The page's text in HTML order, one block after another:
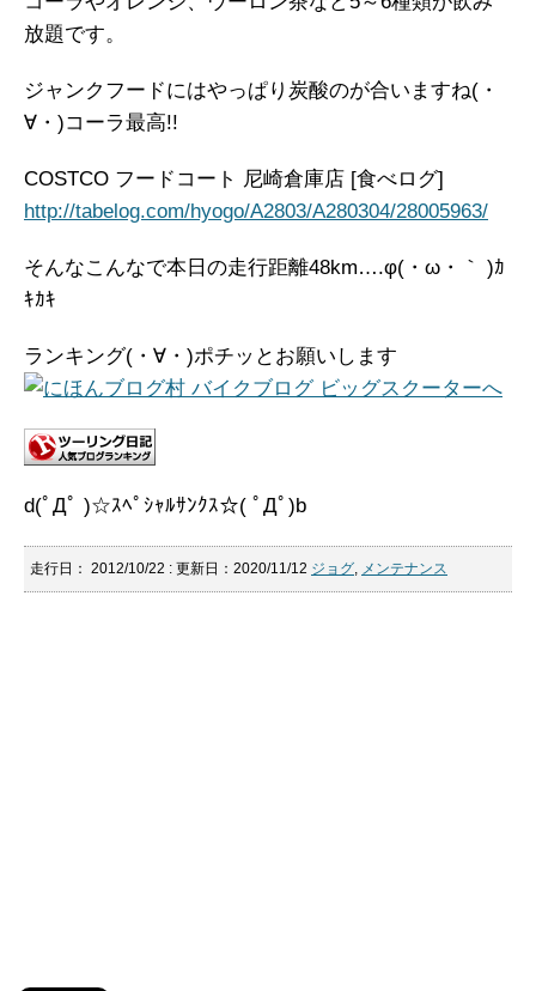
放題です。
ジャンクフードにはやっぱり炭酸のが合いますね(・
∀・)コーラ最高!!
COSTCO フードコート 尼崎倉庫店 [食べログ]
http://tabelog.com/hyogo/A2803/A280304/28005963/
そんなこんなで本日の走行距離48km….φ(・ω・｀ )ｶ
ｷｶｷ
ランキング(・∀・)ポチッとお願いします
d(ﾟДﾟ )☆ｽﾍﾟｼｬﾙｻﾝｸｽ☆( ﾟДﾟ)b
走行日： 2012/10/22 : 更新日：2020/11/12 ジョグ, メンテナンス